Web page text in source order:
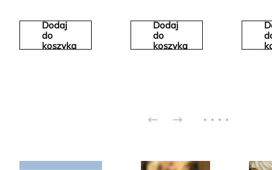
Dodaj
do
koszyka
Dodaj
do
koszyka